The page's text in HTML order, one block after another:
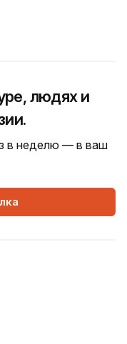
людях и
в неделю — в ваш